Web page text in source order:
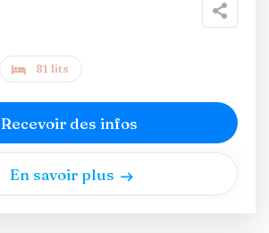
81 lits
Recevoir des infos
En savoir plus